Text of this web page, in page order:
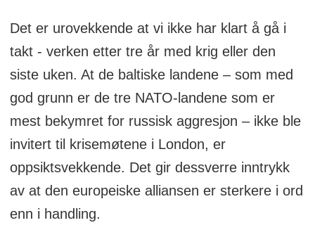
Det er urovekkende at vi ikke har klart å gå i
takt - verken etter tre år med krig eller den
siste uken. At de baltiske landene – som med
god grunn er de tre NATO-landene som er
mest bekymret for russisk aggresjon – ikke ble
invitert til krisemøtene i London, er
oppsiktsvekkende. Det gir dessverre inntrykk
av at den europeiske alliansen er sterkere i ord
enn i handling.